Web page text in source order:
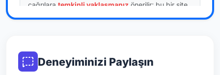
çağrılara temkinli yaklaşmanız önerilir; bu bir site
hükmü değildir.
resmi doğrulama niteliği taşımaz.
Deneyiminizi Paylaşın